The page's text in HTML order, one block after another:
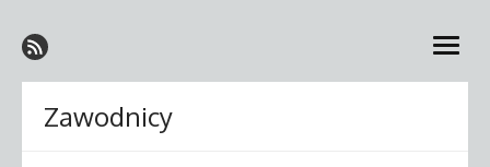
to
content
Klub Sportowy Tęcza-
Społem w Kielcach
Kielce
open
Zawodnicy